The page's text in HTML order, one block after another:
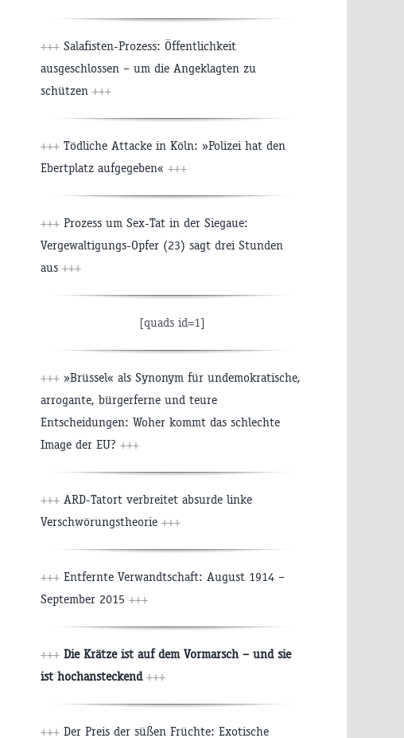
+++ Salafisten-Prozess: Öffentlichkeit
ausgeschlossen – um die Angeklagten zu
schützen +++
+++ Tödliche Attacke in Köln: »Polizei hat den
Ebertplatz aufgegeben« +++
+++ Prozess um Sex-Tat in der Siegaue:
Vergewaltigungs-Opfer (23) sagt drei Stunden
aus +++
[quads id=1]
+++ »Brüssel« als Synonym für undemokratische,
arrogante, bürgerferne und teure
Entscheidungen: Woher kommt das schlechte
Image der EU? +++
+++ ARD-Tatort verbreitet absurde linke
Verschwörungstheorie +++
+++ Entfernte Verwandtschaft: August 1914 –
September 2015 +++
+++ Die Krätze ist auf dem Vormarsch – und sie
ist hochansteckend +++
+++ Der Preis der süßen Früchte: Exotische